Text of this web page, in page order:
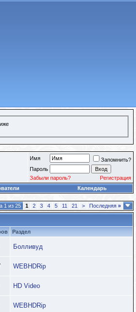
Имя
Запомнить?
Пароль
Забыли пароль?
Регистрация
Календарь
1 из 25 1 2 3 4 5 11 21 > Последняя »
Раздел
Болливуд
WEBHDRip
HD Video
WEBHDRip